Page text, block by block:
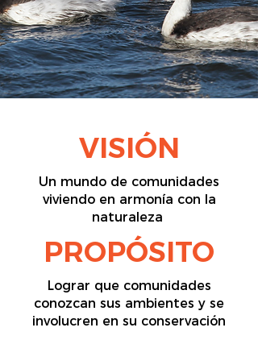
VISIÓN
Un mundo de comunidades
viviendo en armonía con la
naturaleza
PROPÓSITO
Lograr que comunidades
conozcan sus ambientes y se
involucren en su conservación